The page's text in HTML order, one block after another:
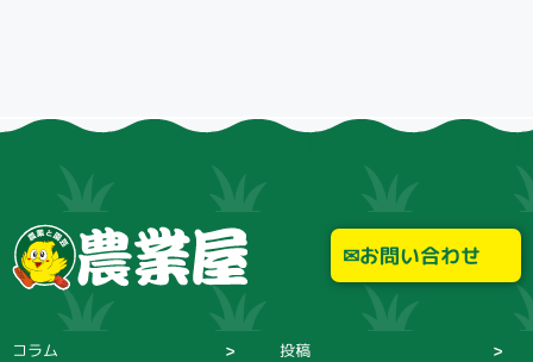
お問い合わせ
コラム 投稿